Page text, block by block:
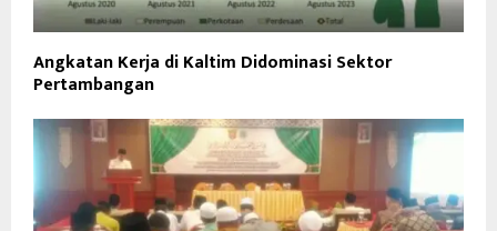
Angkatan Kerja di Kaltim Didominasi Sektor
Pertambangan